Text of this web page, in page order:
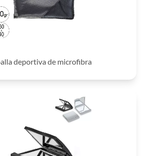
deportiva de microfibra